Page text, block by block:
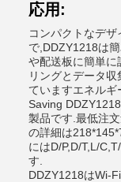
応用:
コンパクトなデ
で,DDZY1218は
や配送板に簡単に
リングとデータ
ていますエネル
Saving
製品です.最低注
の詳細は
にはD/P,D/T,L/
す.
DDZY1218はWi-